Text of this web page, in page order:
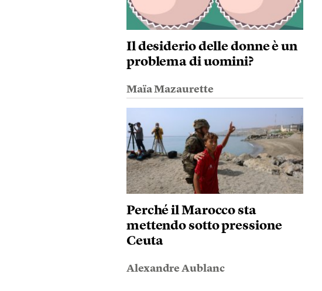
Il desiderio delle donne è un
problema di uomini?
Maïa Mazaurette
Perché il Marocco sta
mettendo sotto pressione
Ceuta
Alexandre Aublanc